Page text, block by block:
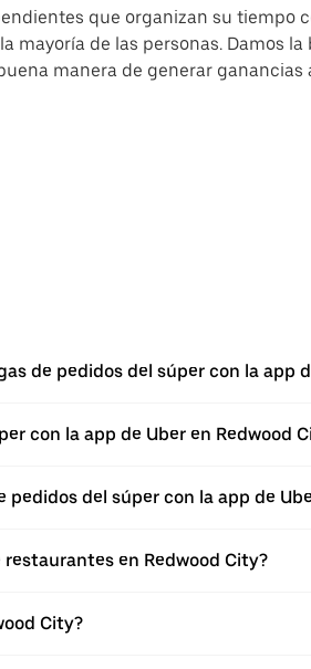
que organizan su tiempo
mayoría de las personas. Damos
manera de generar
de pedidos del súper con la app
con la app de Uber en Redwood
del súper con la app de
en Redwood City?
City?